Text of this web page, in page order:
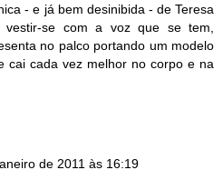
- e já bem desinibida - de Teresa
se com a voz que se tem,
no palco portando um modelo
cai cada vez melhor no corpo e na
de 2011 às 16:19